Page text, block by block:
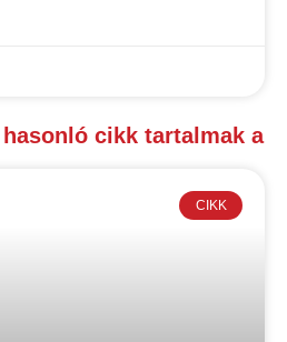
cikk tartalmak a
CIKK